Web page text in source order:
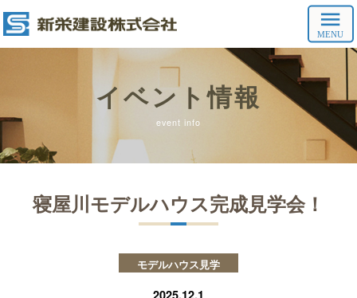
イベント情報
event info
寝屋川モデルハウス完成見学会！
モデルハウス見学
2025.12.1